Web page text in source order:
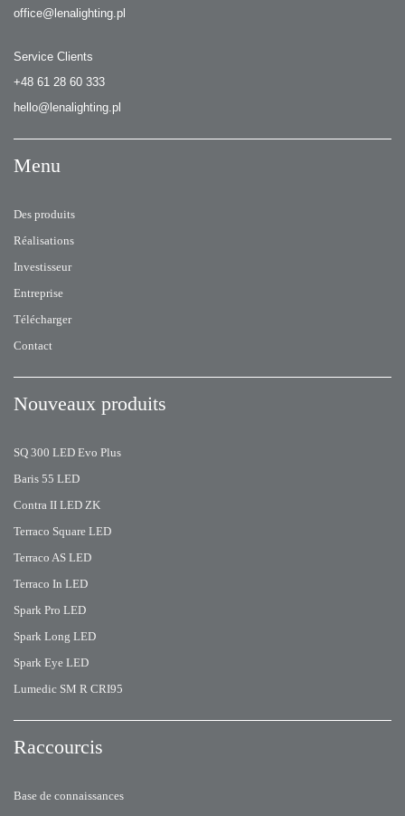
office@lenalighting.pl
Service Clients
+48 61 28 60 333
hello@lenalighting.pl
Menu
Des produits
Réalisations
Investisseur
Entreprise
Télécharger
Contact
Nouveaux produits
SQ 300 LED Evo Plus
Baris 55 LED
Contra II LED ZK
Terraco Square LED
Terraco AS LED
Terraco In LED
Spark Pro LED
Spark Long LED
Spark Eye LED
Lumedic SM R CRI95
Raccourcis
Base de connaissances